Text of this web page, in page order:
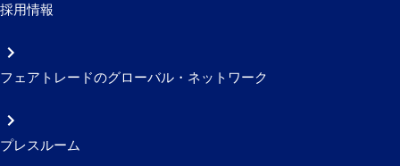
採用情報
フェアトレードのグローバル・ネットワーク
プレスルーム